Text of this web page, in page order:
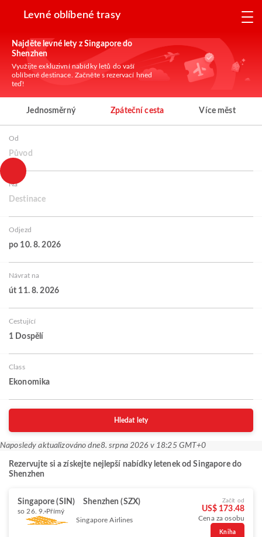
Levné oblíbené trasy
Najděte levné lety z Singapore do
Shenzhen
Využijte exkluzivní nabídky letů do vaší
oblíbené destinace. Začněte s rezervací hned
teď!
Jednosměrný Zpáteční cesta Více měst
Od
Původ
Na
Destinace
Odjezd
po 10. 8. 2026
Návrat na
út 11. 8. 2026
Cestující
1 Dospělí
Class
Ekonomika
Hledat lety
Naposledy aktualizováno dne8. srpna 2026 v 18:25 GMT+0
Rezervujte si a získejte nejlepší nabídky letenek od Singapore do
Shenzhen
Singapore (SIN) Shenzhen (SZX)
so 26. 9. Přímý
Singapore Airlines
Začít od
US$ 173.48
Cena za osobu
Kniha